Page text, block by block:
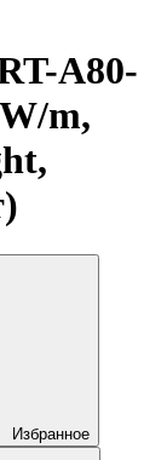
A80-
m,
Избранное